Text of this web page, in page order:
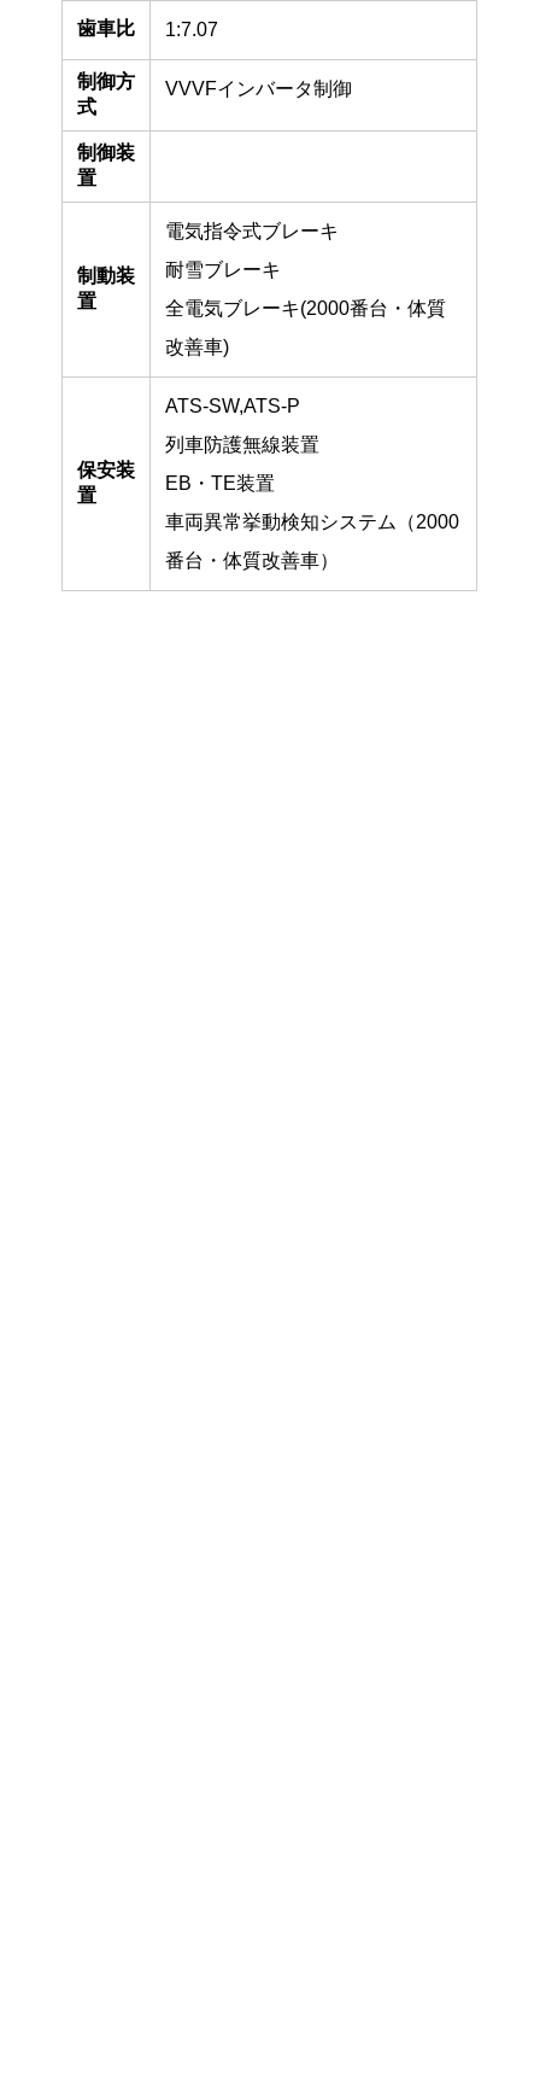
歯車比 1:7.07
制御方
式
VVVFインバータ制御
制御装
置
制動装
置
電気指令式ブレーキ
耐雪ブレーキ
全電気ブレーキ(2000番台・体質
改善車)
保安装
置
ATS-SW,ATS-P
列車防護無線装置
EB・TE装置
車両異常挙動検知システム（2000
番台・体質改善車）